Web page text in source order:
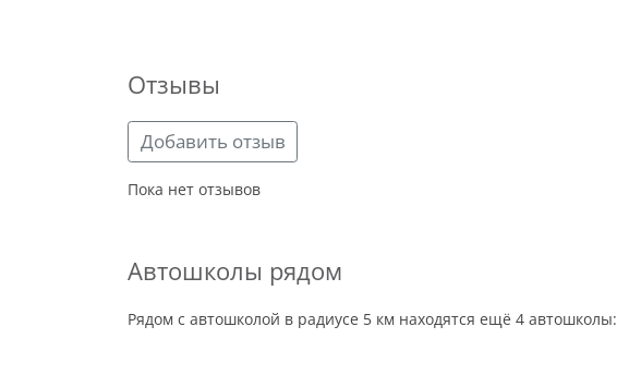
Отзывы
Добавить отзыв
Пока нет отзывов
Автошколы рядом
Рядом с автошколой в радиусе 5 км находятся ещё 4 автошколы: